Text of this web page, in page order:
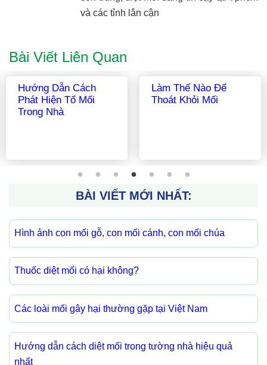
và các tỉnh lân cận
Bài Viết Liên Quan
Danh Sách Các Loại
Thuốc Diệt Mối Sinh
Học Và Những Điều
Hình Ảnh Con Mối
Gỗ, Con Mối Cánh,
BÀI VIẾT MỚI NHẤT:
Hình ảnh con mối gỗ, con mối cánh, con mối chúa
Thuốc diệt mối có hại không?
Các loài mối gây hại thường gặp tại Việt Nam
Hướng dẫn cách diệt mối trong tường nhà hiệu quả
nhất